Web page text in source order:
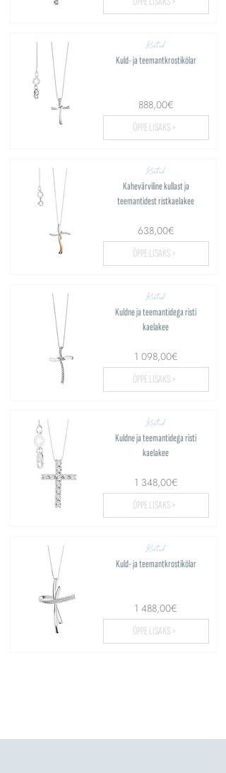
Ristid
Kuld- ja teemantkrostikõlar
888,00€
ÕPPE LISAKS >
Ristid
Kahevärviline kullast ja
teemantidest ristkaelakee
638,00€
ÕPPE LISAKS >
Ristid
Kuldne ja teemantidega risti
kaelakee
1 098,00€
ÕPPE LISAKS >
Ristid
Kuldne ja teemantidega risti
kaelakee
1 348,00€
ÕPPE LISAKS >
Ristid
Kuld- ja teemantkrostikõlar
1 488,00€
ÕPPE LISAKS >